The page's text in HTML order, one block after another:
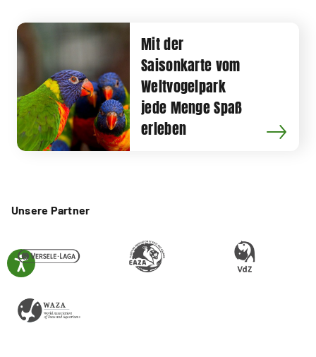
Mit der
Saisonkarte vom
Weltvogelpark
jede Menge Spaß
erleben
Unsere Partner